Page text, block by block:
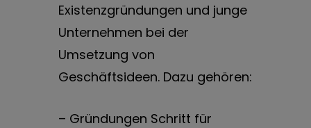
Existenzgründungen und junge
Unternehmen bei der
Umsetzung von
Geschäftsideen. Dazu gehören:
– Gründungen Schritt für